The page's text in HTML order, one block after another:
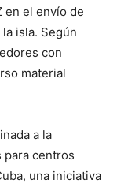
en el envío de
isla. Según
con
material
a la
para centros
una iniciativa